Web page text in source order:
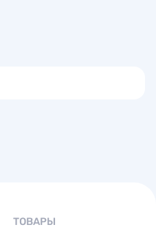
ТОВАРЫ